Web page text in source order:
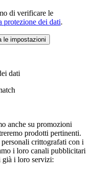
di verificare le
protezione dei dati.
le impostazioni
dati
anche su promozioni
prodotti pertinenti.
crittografati con i
i loro canali pubblicitari
già i loro servizi: